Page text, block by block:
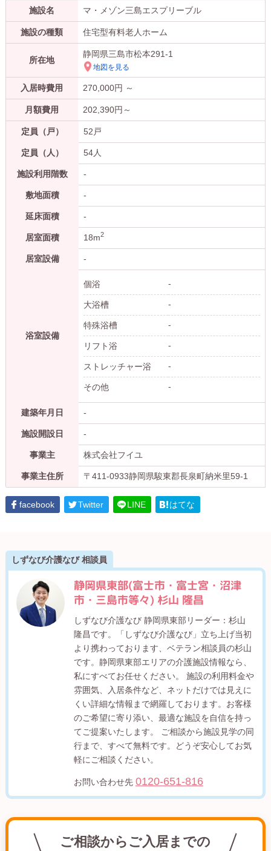
施設名 マ・メゾン三島エスプリーブル
施設の種類 住宅型有料老人ホーム
所在地
静岡県三島市松本291-1
地図を見る
入居時費用 270,000円 ～
月額費用 202,390円～
定員（戸） 52戸
定員（人） 54人
施設利用階数 -
敷地面積 -
延床面積 -
居室面積 18m2
居室設備 -
浴室設備
個浴 -
大浴槽 -
特殊浴槽 -
リフト浴 -
ストレッチャー浴 -
その他 -
建築年月日 -
施設開設日 -
事業主 株式会社フイユ
事業主住所 〒411-0933静岡県駿東郡長泉町納米里59-1
facebook Twitter LINE はてな
しずなび介護なび 相談員
静岡県東部(富士市・富士宮・沼津
市・三島市等々) 杉山 隆昌
しずなび介護なび 静岡県東部リーダー：杉山
隆昌です。「しずなび介護なび」立ち上げ当初
より携わっております、ベテラン相談員の杉山
です。静岡県東部エリアの介護施設情報なら、
私にすべてお任せください。 施設の利用料金や
雰囲気、入居条件など、ネットだけでは見えに
くい詳細な情報まで網羅しております。お客様
のご希望に寄り添い、最適な施設を自信を持っ
てご提案いたします。 ご相談から施設見学の同
行まで、すべて無料です。どうぞ安心してお気
軽にご相談ください。
お問い合わせ先 0120-651-816
ご相談からご入居までの